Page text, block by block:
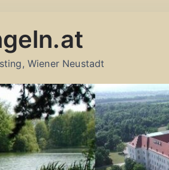
Wiener Neustadt